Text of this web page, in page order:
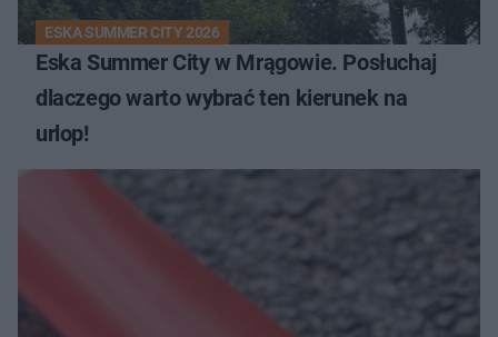
ESKA SUMMER CITY 2026
Eska Summer City w Mrągowie. Posłuchaj
dlaczego warto wybrać ten kierunek na
urlop!